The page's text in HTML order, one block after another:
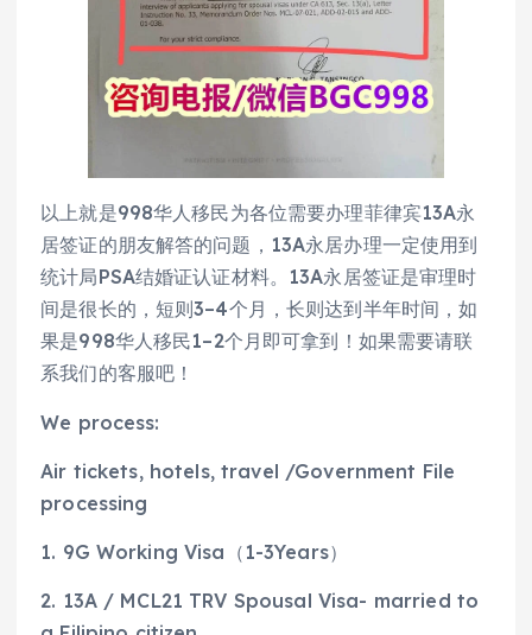
以上就是998华人移民为各位需要办理菲律宾13A永
居签证的朋友解答的问题，13A永居办理一定使用到
统计局PSA结婚证认证材料。13A永居签证是审理时
间是很长的，短则3–4个月，长则达到半年时间，如
果是998华人移民1–2个月即可拿到！如果需要请联
系我们的客服吧！
We process:
Air tickets, hotels, travel /Government File
processing
1. 9G Working Visa（1-3Years）
2. 13A / MCL21 TRV Spousal Visa- married to